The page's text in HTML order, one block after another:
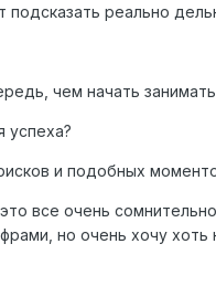
реально
чем начать
успеха?
и подобных
все очень
но очень хочу